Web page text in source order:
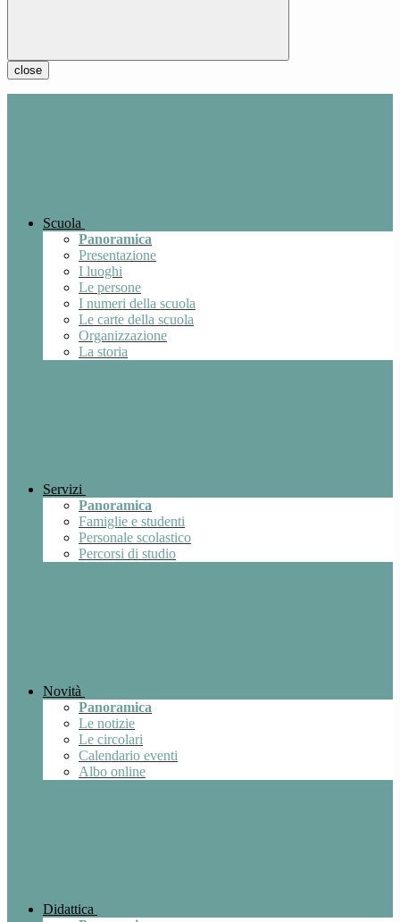
close
Scuola
Panoramica
Presentazione
I luoghi
Le persone
I numeri della scuola
Le carte della scuola
Organizzazione
La storia
Servizi
Panoramica
Famiglie e studenti
Personale scolastico
Percorsi di studio
Novità
Panoramica
Le notizie
Le circolari
Calendario eventi
Albo online
Didattica